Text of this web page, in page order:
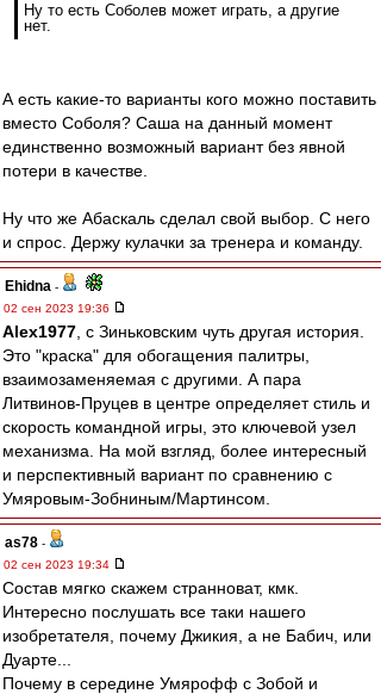
Ну то есть Соболев может играть, а другие
нет.
А есть какие-то варианты кого можно поставить
вместо Соболя? Саша на данный момент
единственно возможный вариант без явной
потери в качестве.
Ну что же Абаскаль сделал свой выбор. С него
и спрос. Держу кулачки за тренера и команду.
Ehidna -
02 сен 2023 19:36
Alex1977 , с Зиньковским чуть другая история.
Это "краска" для обогащения палитры,
взаимозаменяемая с другими. А пара
Литвинов-Пруцев в центре определяет стиль и
скорость командной игры, это ключевой узел
механизма. На мой взгляд, более интересный
и перспективный вариант по сравнению с
Умяровым-Зобниным/Мартинсом.
as78 -
02 сен 2023 19:34
Состав мягко скажем странноват, кмк.
Интересно послушать все таки нашего
изобретателя, почему Джикия, а не Бабич, или
Дуарте...
Почему в середине Умярофф с Зобой и